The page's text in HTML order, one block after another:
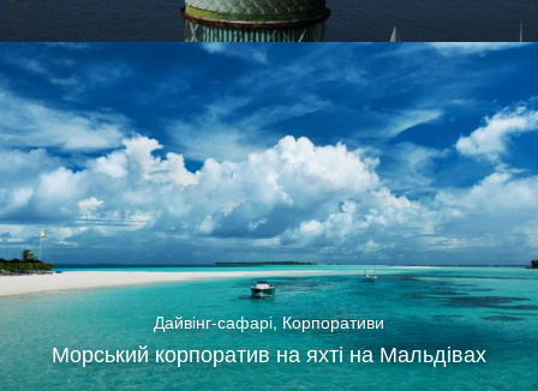
Дайвінг-сафарі, Корпоративи
Морський корпоратив на яхті на Мальдівах